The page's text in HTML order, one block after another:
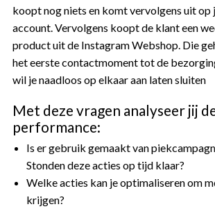
koopt nog niets en komt vervolgens uit op
account. Vervolgens koopt de klant een
product uit de Instagram Webshop. Die
het eerste contactmoment tot de
wil je naadloos op elkaar aan laten sluiten
Met deze vragen analyseer jij
performance:
Is er gebruik gemaakt van
Stonden deze acties op tijd klaar?
Welke acties kan je optimaliseren om
krijgen?